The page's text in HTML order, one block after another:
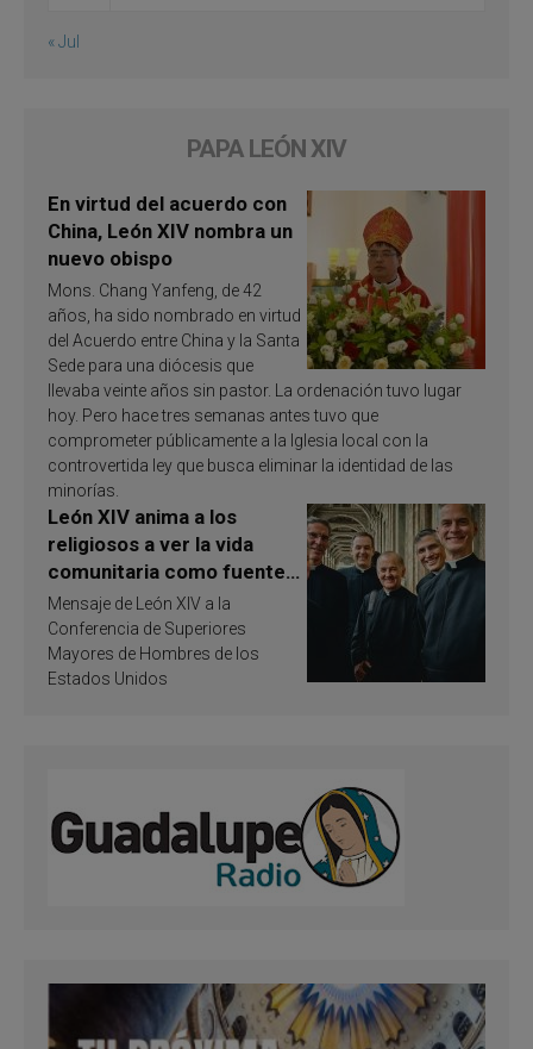
« Jul
PAPA LEÓN XIV
En virtud del acuerdo con
China, León XIV nombra un
nuevo obispo
Mons. Chang Yanfeng, de 42
años, ha sido nombrado en virtud
del Acuerdo entre China y la Santa
Sede para una diócesis que
llevaba veinte años sin pastor. La ordenación tuvo lugar
hoy. Pero hace tres semanas antes tuvo que
comprometer públicamente a la Iglesia local con la
controvertida ley que busca eliminar la identidad de las
minorías.
León XIV anima a los
religiosos a ver la vida
comunitaria como fuente
de inspiración y
santificación
Mensaje de León XIV a la
Conferencia de Superiores
Mayores de Hombres de los
Estados Unidos